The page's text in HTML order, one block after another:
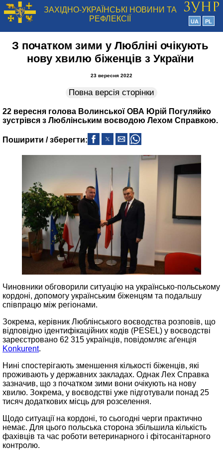
ЗАХІДНО-УКРАЇНСЬКІ НОВИНИ ТА
РЕФЛЕКСІЇ
UA PL
З початком зими у Любліні очікують
нову хвилю біженців з України
23 вересня 2022
Повна версія сторінки
22 вересня голова Волинської ОВА Юрій Погуляйко
зустрівся з Люблінським воєводою Лехом Справкою.
Поширити / зберегти:
Чиновники обговорили ситуацію на українсько-польському
кордоні, допомогу українським біженцям та подальшу
співпрацю між регіонами.
Зокрема, керівник Люблінського воєводства розповів, що
відповідно ідентифікаційних кодів (PESEL) у воєводстві
зареєстровано 62 315 українців, повідомляє аґенція
Konkurent.
Нині спостерігають зменшення кількості біженців, які
проживають у державних закладах. Однак Лех Справка
зазначив, що з початком зими вони очікують на нову
хвилю. Зокрема, у воєводстві уже підготували понад 25
тисяч додаткових місць для розселення.
Щодо ситуації на кордоні, то сьогодні черги практично
немає. Для цього польська сторона збільшила кількість
фахівців та час роботи ветеринарного і фітосанітарного
контролю.